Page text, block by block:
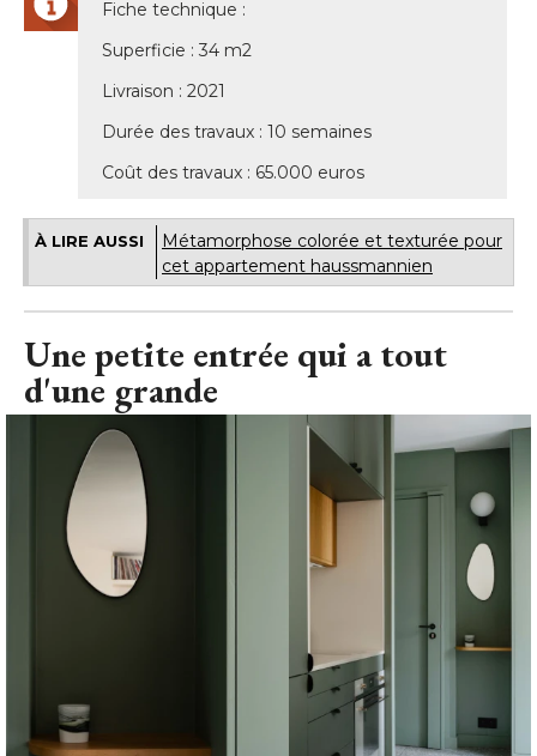
Fiche technique :
Superficie : 34 m2
Livraison : 2021
Durée des travaux : 10 semaines
Coût des travaux : 65.000 euros
À LIRE AUSSI
Métamorphose colorée et texturée pour
cet appartement haussmannien
Une petite entrée qui a tout
d'une grande